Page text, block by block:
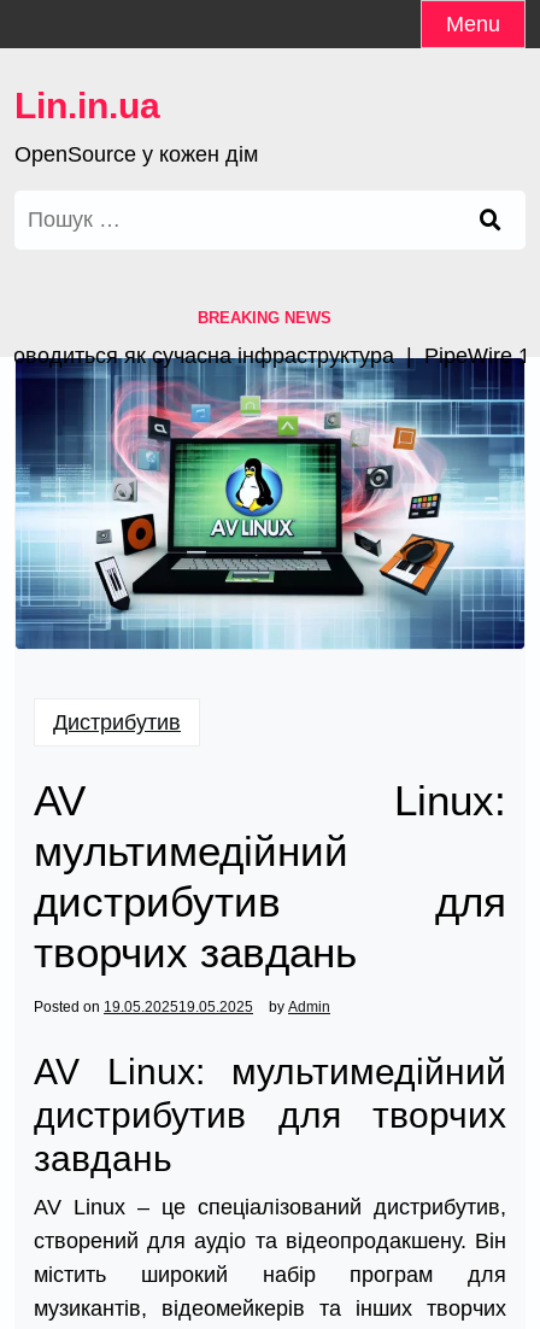
to
Menu
Lin.in.ua
OpenSource у кожен дім
Пошук:
BREAKING NEWS
як сучасна інфраструктура |PipeWire 1.4.3
Дистрибутив
AV Linux:
мультимедійний
дистрибутив для
творчих завдань
Posted on 19.05.202519.05.2025 by Admin
AV Linux: мультимедійний
дистрибутив для творчих
завдань
AV Linux – це спеціалізований дистрибутив,
створений для аудіо та відеопродакшену. Він
містить широкий набір програм для
музикантів, відеомейкерів та інших творчих